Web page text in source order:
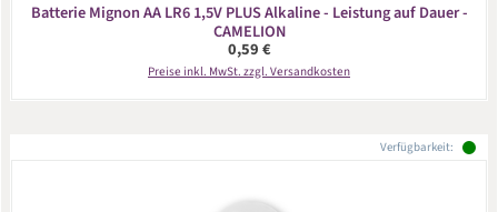
Batterie Mignon AA LR6 1,5V PLUS Alkaline - Leistung auf Dauer -
CAMELION
Regulärer Preis:
0,59 €
Preise inkl. MwSt. zzgl. Versandkosten
Verfügbarkeit: